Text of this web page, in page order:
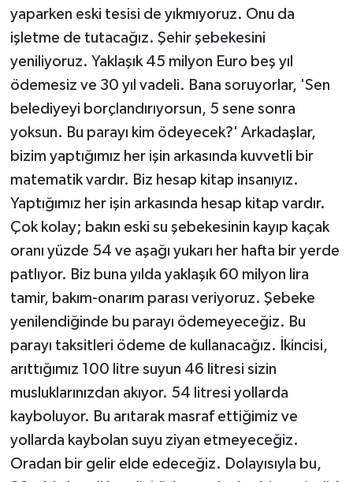
yaparken eski tesisi de yıkmıyoruz. Onu da
işletme de tutacağız. Şehir şebekesini
yeniliyoruz. Yaklaşık 45 milyon Euro beş yıl
ödemesiz ve 30 yıl vadeli. Bana soruyorlar, 'Sen
belediyeyi borçlandırıyorsun, 5 sene sonra
yoksun. Bu parayı kim ödeyecek?' Arkadaşlar,
bizim yaptığımız her işin arkasında kuvvetli bir
matematik vardır. Biz hesap kitap insanıyız.
Yaptığımız her işin arkasında hesap kitap vardır.
Çok kolay; bakın eski su şebekesinin kayıp kaçak
oranı yüzde 54 ve aşağı yukarı her hafta bir yerde
patlıyor. Biz buna yılda yaklaşık 60 milyon lira
tamir, bakım-onarım parası veriyoruz. Şebeke
yenilendiğinde bu parayı ödemeyeceğiz. Bu
parayı taksitleri ödeme de kullanacağız. İkincisi,
arıttığımız 100 litre suyun 46 litresi sizin
musluklarınızdan akıyor. 54 litresi yollarda
kayboluyor. Bu arıtarak masraf ettiğimiz ve
yollarda kaybolan suyu ziyan etmeyeceğiz.
Oradan bir gelir elde edeceğiz. Dolayısıyla bu,